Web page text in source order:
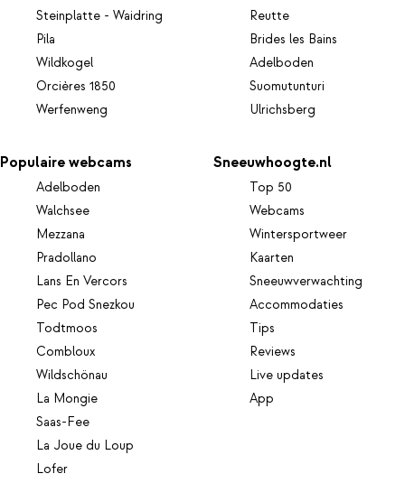
Steinplatte - Waidring
Pila
Wildkogel
Orcières 1850
Werfenweng
Reutte
Brides les Bains
Adelboden
Suomutunturi
Ulrichsberg
Populaire webcams
Adelboden
Walchsee
Mezzana
Pradollano
Lans En Vercors
Pec Pod Snezkou
Todtmoos
Combloux
Wildschönau
La Mongie
Saas-Fee
La Joue du Loup
Lofer
Sneeuwhoogte.nl
Top 50
Webcams
Wintersportweer
Kaarten
Sneeuwverwachting
Accommodaties
Tips
Reviews
Live updates
App